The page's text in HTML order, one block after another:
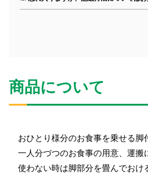
商品について
おひとり様分のお食事を乗せる脚
一人分づつのお食事の用意、運搬
使わない時は脚部分を畳んでおけ